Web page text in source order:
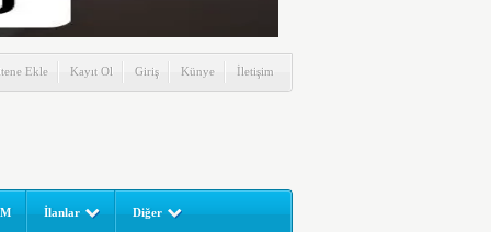
Ekle Kayıt Ol Giriş Künye İletişim
İlanlar Diğer